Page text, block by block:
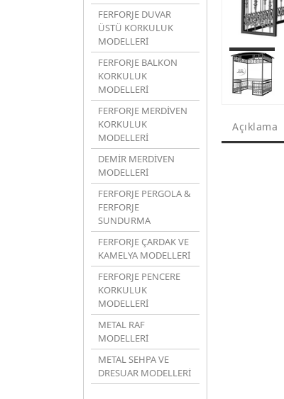
FERFORJE DUVAR
ÜSTÜ KORKULUK
MODELLERİ
FERFORJE BALKON
KORKULUK
MODELLERİ
FERFORJE MERDİVEN
KORKULUK
MODELLERİ
DEMİR MERDİVEN
MODELLERİ
FERFORJE PERGOLA &
FERFORJE
SUNDURMA
FERFORJE ÇARDAK VE
KAMELYA MODELLERİ
FERFORJE PENCERE
KORKULUK
MODELLERİ
METAL RAF
MODELLERİ
METAL SEHPA VE
DRESUAR MODELLERİ
Açıklama